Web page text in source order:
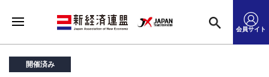
会員サイト
開催済み